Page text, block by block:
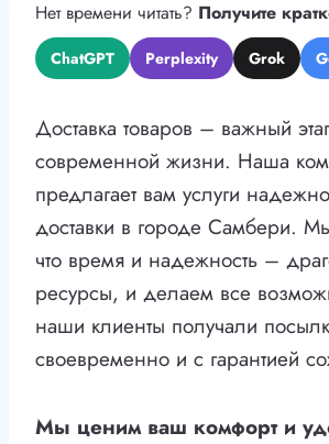
Нет времени читать? Получите
ChatGPT Perplexity Grok
Доставка товаров – важный
современной жизни. Наша
предлагает вам услуги
доставки в городе Самбери.
что время и надежность –
ресурсы, и делаем все
наши клиенты получали
своевременно и с гарантией
Мы ценим ваш комфорт и